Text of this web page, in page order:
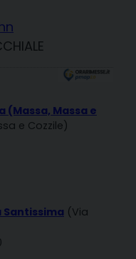
(Massa, Massa e
e Cozzile)
Santissima (Via